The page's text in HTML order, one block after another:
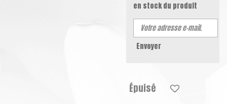
en stock du produit
Envoyer
Épuisé